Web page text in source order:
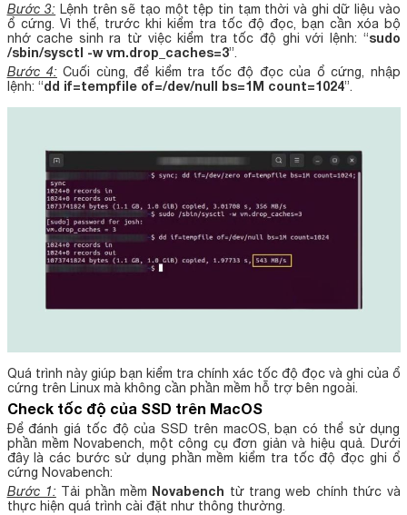
Bước 3: Lệnh trên sẽ tạo một tệp tin tạm thời và ghi dữ liệu vào
ổ cứng. Vì thế, trước khi kiểm tra tốc độ đọc, bạn cần xóa bộ
nhớ cache sinh ra từ việc kiểm tra tốc độ ghi với lệnh: “sudo
/sbin/sysctl -w vm.drop_caches=3”.
Bước 4:Cuối cùng, để kiểm tra tốc độ đọc của ổ cứng, nhập
lệnh: “dd if=tempfile of=/dev/null bs=1M count=1024”.
Quá trình này giúp bạn kiểm tra chính xác tốc độ đọc và ghi của ổ
cứng trên Linux mà không cần phần mềm hỗ trợ bên ngoài.
Check tốc độ của SSD trên MacOS
Để đánh giá tốc độ của SSD trên macOS, bạn có thể sử dụng
phần mềm Novabench, một công cụ đơn giản và hiệu quả. Dưới
đây là các bước sử dụng phần mềm kiểm tra tốc độ đọc ghi ổ
cứng Novabench:
Bước 1:Tải phần mềm Novabench từ trang web chính thức và
thực hiện quá trình cài đặt như thông thường.